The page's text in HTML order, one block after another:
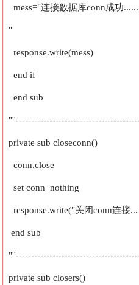
mess="连接数据库conn成功
"
response.write(mess)
end if
end sub
private sub closeconn()
conn.close
set conn=nothing
response.write("关闭conn连接
end sub
private sub closers()